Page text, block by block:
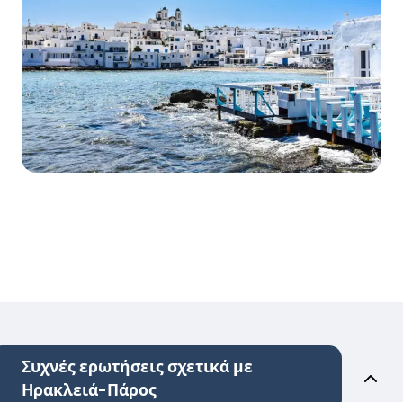
Συχνές ερωτήσεις σχετικά με
Ηρακλειά-Πάρος